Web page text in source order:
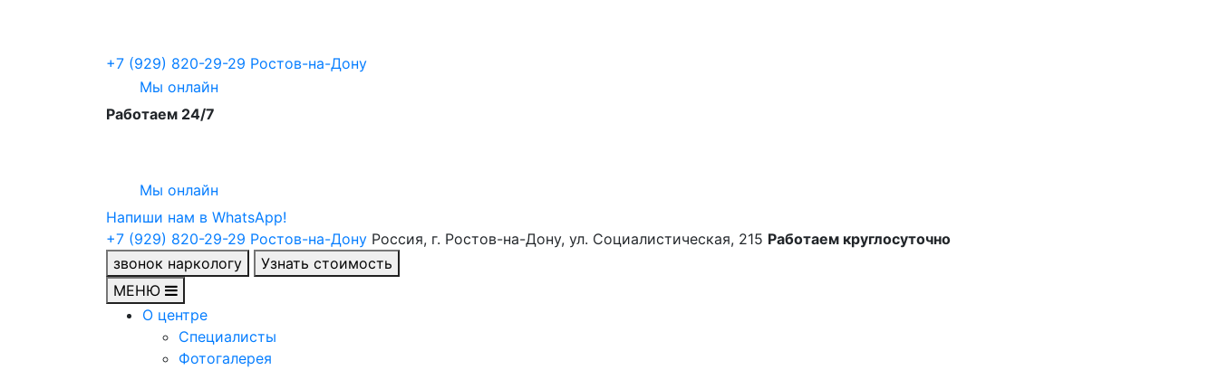
+7 (929) 820-29-29 Ростов-на-Дону
Мы онлайн
Работаем 24/7
Мы онлайн
Напиши нам в WhatsApp!
+7 (929) 820-29-29 Ростов-на-Дону Россия, г. Ростов-на-Дону, ул. Социалистическая, 215 Работаем круглосуточно
звонок наркологу
Узнать стоимость
МЕНЮ
О центре
Специалисты
Фотогалерея